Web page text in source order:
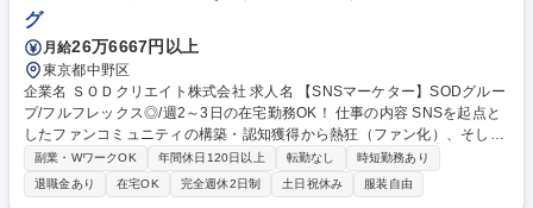
グ
月給26万6667円以上
東京都中野区
企業名 ＳＯＤクリエイト株式会社 求人名 【SNSマーケター】SODグルー
プ/フルフレックス◎/週2～3日の在宅勤務OK！ 仕事の内容 SNSを起点と
したファンコミュニティの構築・認知獲得から熱狂（ファン化）、そして
収益化までのプロセスを一気通貫で設計・運用いただくポジションとなり
ます。以下業務詳細となります。 ■ファンマーケティングの戦略立案： S
NSを活用した「ファン創り」の方向性提案、チームでのブレスト ■運用実
副業・WワークOK 年間休日120日以上 転勤なし
時短勤務あり
退職金あり
在宅OK 完全週休2日制 土日祝休み 服装自由